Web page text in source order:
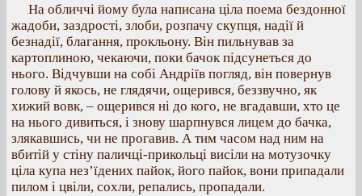
На обличчі йому була написана ціла поема бездонної
жадоби, заздрості, злоби, розпачу скупця, надії й
безнадії, благання, прокльону. Він пильнував за
картоплиною, чекаючи, поки бачок підсунеться до
нього. Відчувши на собі Андріїв погляд, він повернув
голову й якось, не глядячи, ощерився, беззвучно, як
хижий вовк, – ощерився ні до кого, не вгадавши, хто це
на нього дивиться, і знову шарпнувся лицем до бачка,
злякавшись, чи не прогавив. А тим часом над ним на
вбитій у стіну паличці-прикольці висіли на мотузочку
ціла купа нез’їдених пайок, його пайок, вони припадали
пилом і цвіли, сохли, репались, пропадали.